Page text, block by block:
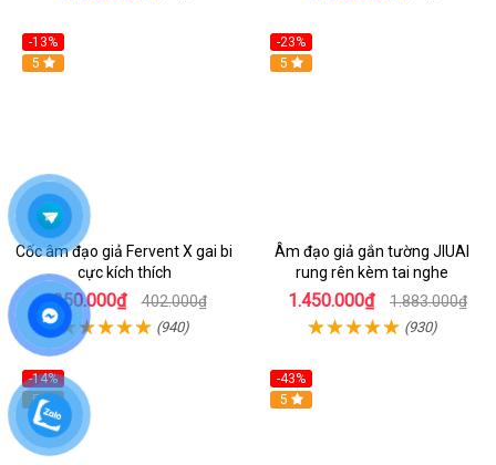
-13%
Hot
5
Cốc âm đạo giả Fervent X gai bi
cực kích thích
350.000₫ 402.000₫
(940)
-23%
5
Âm đạo giả gắn tường JIUAI
rung rên kèm tai nghe
1.450.000₫ 1.883.000₫
(930)
-14%
Hot
5
-43%
5